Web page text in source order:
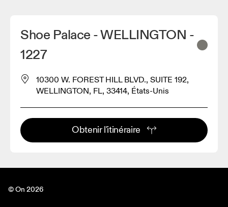
Shoe Palace - WELLINGTON -
1227
10300 W. FOREST HILL BLVD., SUITE 192,
WELLINGTON, FL, 33414, États-Unis
Obtenir l'itinéraire
© On 2026